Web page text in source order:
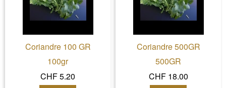
Coriandre 100 GR
100gr
CHF 5.20
Coriandre 500GR
500GR
CHF 18.00